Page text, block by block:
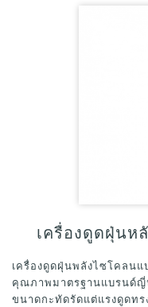
เครื่องดูดฝุ่นห
เครื่องดูดฝุ่นพลังไซโคลนแ
คุณภาพมาตรฐานแบรนด์ญี่
ขนาดกะทัดรัดแต่แรงดูดทร